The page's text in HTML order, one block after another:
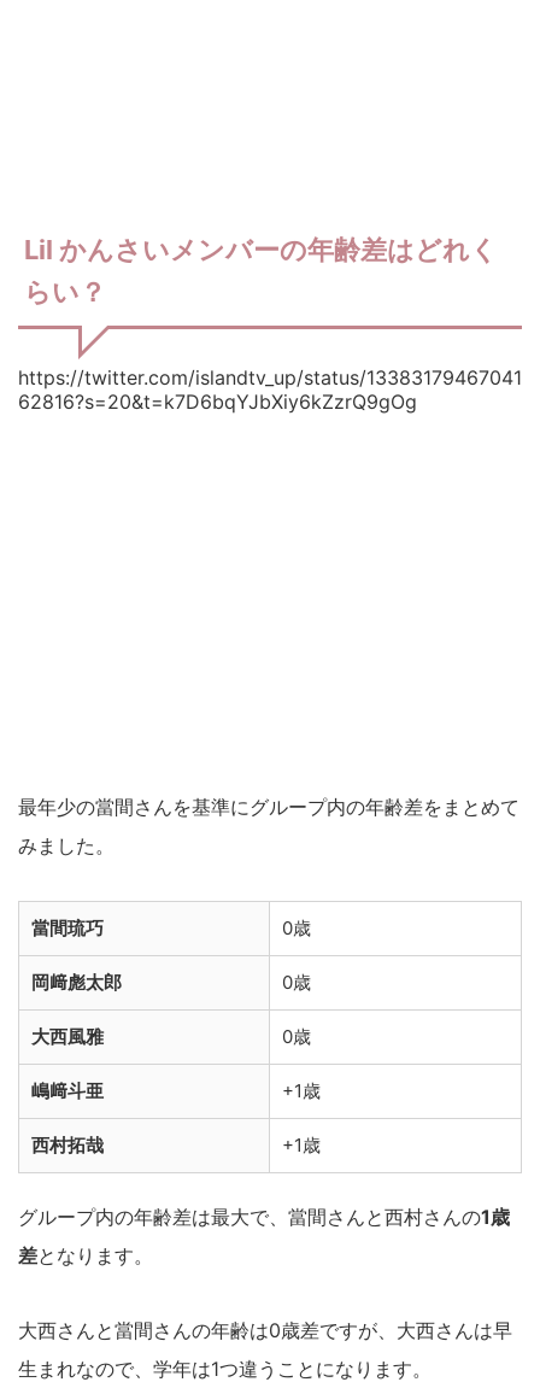
Lil かんさいメンバーの年齢差はどれく
らい？
https://twitter.com/islandtv_up/status/13383179467041
62816?s=20&t=k7D6bqYJbXiy6kZzrQ9gOg
最年少の當間さんを基準にグループ内の年齢差をまとめて
みました。
當間琉巧 0歳
岡﨑彪太郎 0歳
大西風雅 0歳
嶋﨑斗亜 +1歳
西村拓哉 +1歳
グループ内の年齢差は最大で、當間さんと西村さんの1歳
差となります。
大西さんと當間さんの年齢は0歳差ですが、大西さんは早
生まれなので、学年は1つ違うことになります。